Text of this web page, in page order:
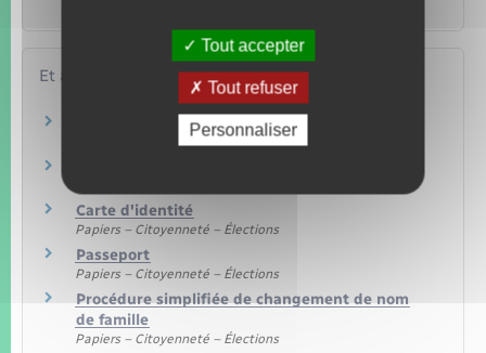
Et aussi
Nom et prénom
Papiers – Citoyenneté – Élections
Carte d'identité
Papiers – Citoyenneté – Élections
Passeport
Papiers – Citoyenneté – Élections
Procédure simplifiée de changement de nom
de famille
Papiers – Citoyenneté – Élections
Tout accepter
Tout refuser
Personnaliser